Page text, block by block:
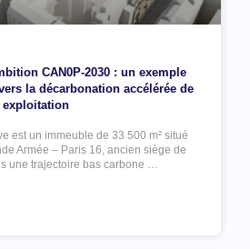
CAN0P-2030 : un exemple
la décarbonation accélérée de
est un immeuble de 33 500 m² situé
Armée – Paris 16, ancien siège de
une trajectoire bas carbone …